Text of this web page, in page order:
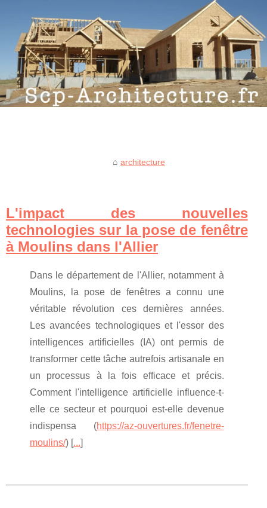
architecture
L'impact des nouvelles
technologies sur la pose de fenêtre
à Moulins dans l'Allier
Dans le département de l'Allier, notamment à
Moulins, la pose de fenêtres a connu une
véritable révolution ces dernières années.
Les avancées technologiques et l'essor des
intelligences artificielles (IA) ont permis de
transformer cette tâche autrefois artisanale en
un processus à la fois efficace et précis.
Comment l'intelligence artificielle influence-t-
elle ce secteur et pourquoi est-elle devenue
indispensa (https://az-ouvertures.fr/fenetre-
moulins/) [...]